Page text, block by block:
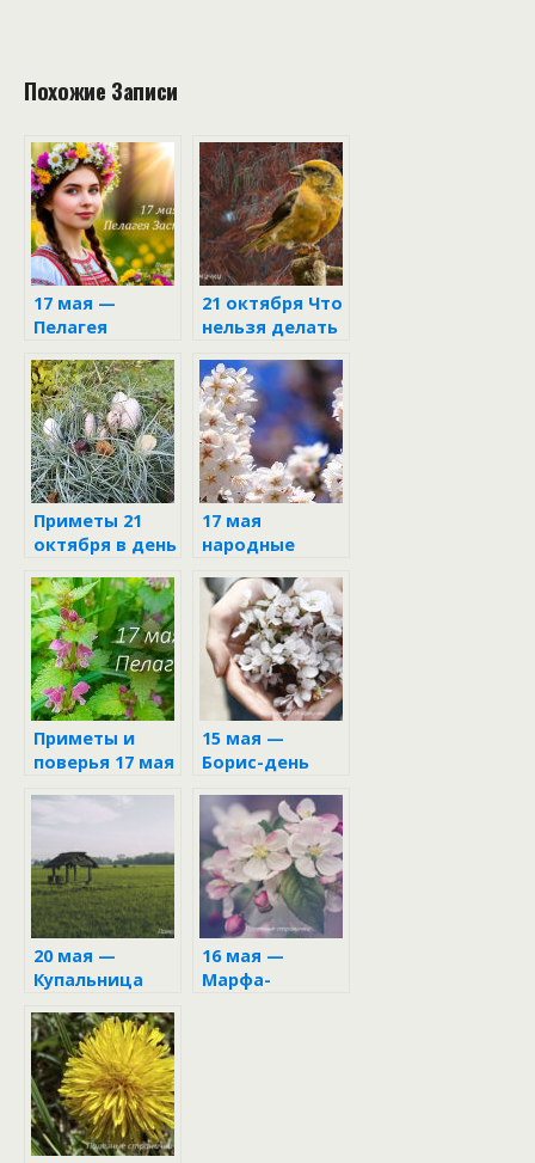
Похожие Записи
17 мая —
Пелагея
народном
календаре
21 октября Что
нельзя делать
Трифона и
Пелагеи по
народным
приметам
Приметы 21
октября в день
Пелагеи
17 мая
народные
поверья
Приметы и
поверья 17 мая
15 мая —
Борис-день
20 мая —
Купальница
16 мая —
Марфа-